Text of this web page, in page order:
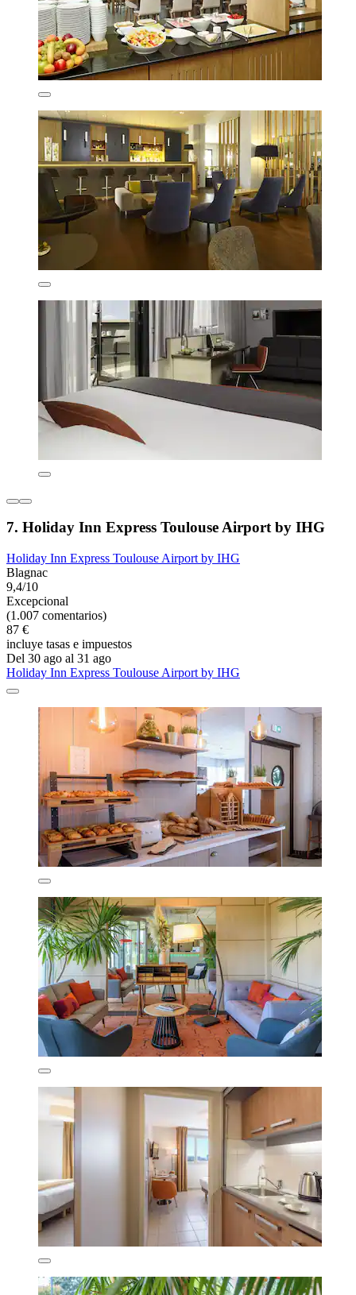
7. Holiday Inn Express Toulouse Airport by IHG
Holiday Inn Express Toulouse Airport by IHG
Blagnac
9,4/10
Excepcional
(1.007 comentarios)
87 €
incluye tasas e impuestos
Del 30 ago al 31 ago
Holiday Inn Express Toulouse Airport by IHG